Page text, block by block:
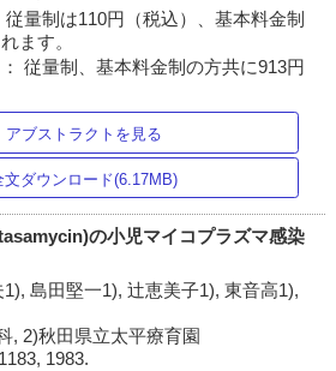
量制は110円（税込）、基本料金制
ます。
従量制、基本料金制の方共に913円
アブストラクトを見る
文ダウンロード(6.17MB)
の小児マイコプラズマ感染
島田堅一1), 辻恵美子1), 東音高1),
, 2)秋田県立太平療育園
1983.